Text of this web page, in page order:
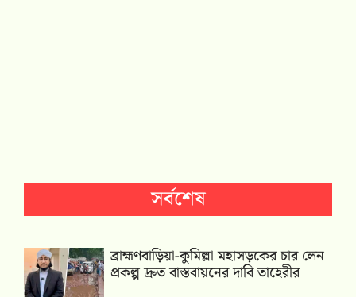
সর্বশেষ
ব্রাহ্মণবাড়িয়া-কুমিল্লা মহাসড়কের চার লেন
প্রকল্প দ্রুত বাস্তবায়নের দাবি তাহেরীর